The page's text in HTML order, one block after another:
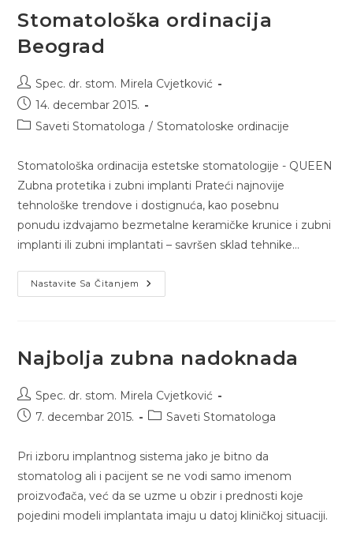
Stomatološka ordinacija
Beograd
Spec. dr. stom. Mirela Cvjetković
14. decembar 2015.
Saveti Stomatologa / Stomatoloske ordinacije
Stomatološka ordinacija estetske stomatologije - QUEEN
Zubna protetika i zubni implanti Prateći najnovije
tehnološke trendove i dostignuća, kao posebnu
ponudu izdvajamo bezmetalne keramičke krunice i zubni
implanti ili zubni implantati – savršen sklad tehnike…
Nastavite Sa Čitanjem
Najbolja zubna nadoknada
Spec. dr. stom. Mirela Cvjetković
7. decembar 2015.
Saveti Stomatologa
Pri izboru implantnog sistema jako je bitno da
stomatolog ali i pacijent se ne vodi samo imenom
proizvođača, već da se uzme u obzir i prednosti koje
pojedini modeli implantata imaju u datoj kliničkoj situaciji.